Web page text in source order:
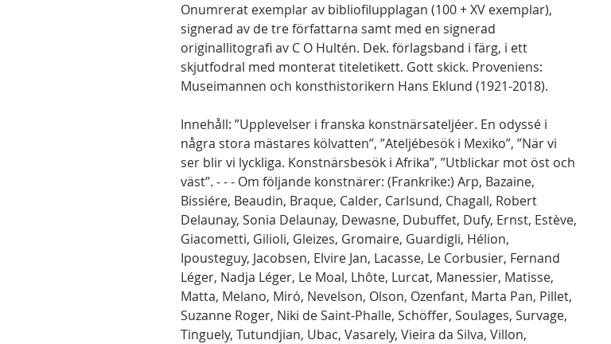
Onumrerat exemplar av bibliofilupplagan (100 + XV exemplar),
signerad av de tre författarna samt med en signerad
originallitografi av C O Hultén. Dek. förlagsband i färg, i ett
skjutfodral med monterat titeletikett. Gott skick. Proveniens:
Museimannen och konsthistorikern Hans Eklund (1921-2018).
Innehåll: ”Upplevelser i franska konstnärsateljéer. En odyssé i
några stora mästares kölvatten”, ”Ateljébesök i Mexiko”, ”När vi
ser blir vi lyckliga. Konstnärsbesök i Afrika”, ”Utblickar mot öst och
väst”. - - - Om följande konstnärer: (Frankrike:) Arp, Bazaine,
Bissiére, Beaudin, Braque, Calder, Carlsund, Chagall, Robert
Delaunay, Sonia Delaunay, Dewasne, Dubuffet, Dufy, Ernst, Estève,
Giacometti, Gilioli, Gleizes, Gromaire, Guardigli, Hélion,
Ipousteguy, Jacobsen, Elvire Jan, Lacasse, Le Corbusier, Fernand
Léger, Nadja Léger, Le Moal, Lhôte, Lurcat, Manessier, Matisse,
Matta, Melano, Miró, Nevelson, Olson, Ozenfant, Marta Pan, Pillet,
Suzanne Roger, Niki de Saint-Phalle, Schöffer, Soulages, Survage,
Tinguely, Tutundjian, Ubac, Vasarely, Vieira da Silva, Villon,